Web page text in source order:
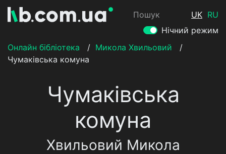
Пошук UK RU
Нічний режим
Онлайн бібліотека
/ Микола Хвильовий
/
Чумаківська комуна
Чумаківська
комуна
Хвильовий Микола